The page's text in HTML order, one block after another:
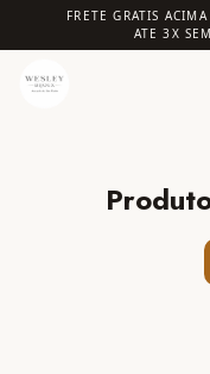
FRETE GRATIS
ATE 3X